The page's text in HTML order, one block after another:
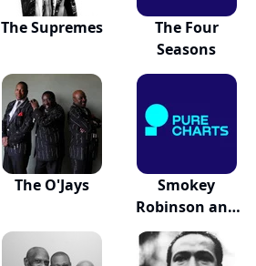
The Supremes
The Four
Seasons
The O'Jays
Smokey
Robinson and
the Miracles